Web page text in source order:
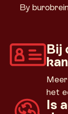
By
Bij
het
Is